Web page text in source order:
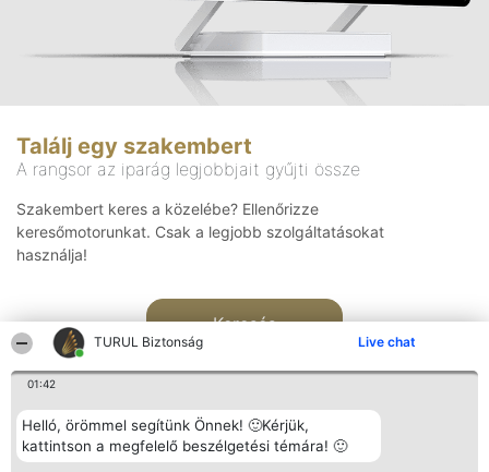
TURUL Biztonság Live chat
01:42
Helló, örömmel segítünk Önnek! 🙂Kérjük,
kattintson a megfelelő beszélgetési témára! 🙂
Találj egy szakembert
A rangsor az iparág legjobbjait gyűjti össze
Szakembert keres a közelébe? Ellenőrizze
keresőmotorunkat. Csak a legjobb szolgáltatásokat
használja!
Keresés